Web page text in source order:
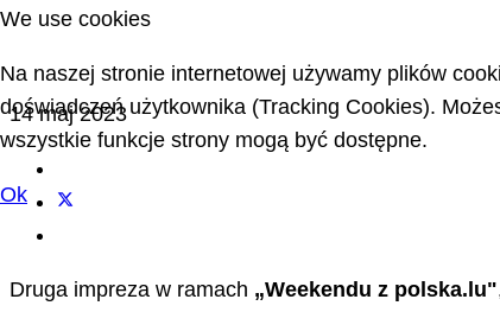
14 maj 2023
Druga impreza w ramach „Weekendu z polska.lu"
We use cookies
Na naszej stronie internetowej używamy plików
doświadczeń użytkownika (Tracking Cookies).
wszystkie funkcje strony mogą być dostępne.
Ok